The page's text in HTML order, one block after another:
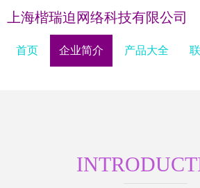
上海楷瑞迫网络科技有限公司
首页 企业简介 产品大全